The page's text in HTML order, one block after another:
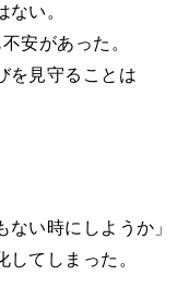
い。
安があった。
を見守ることは
ない時にしようか」
てしまった。